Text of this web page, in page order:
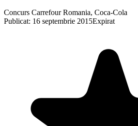
Concurs Carrefour Romania, Coca-Cola
Publicat: 16 septembrie 2015Expirat